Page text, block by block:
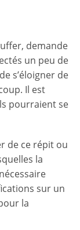
demande
un peu de
s’éloigner de
Il est
pourraient se
de ce répit ou
la
sur un
la